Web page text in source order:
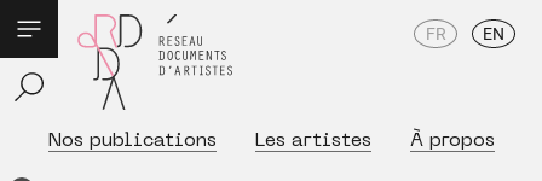
Nos publications Les artistes À propos
FR EN